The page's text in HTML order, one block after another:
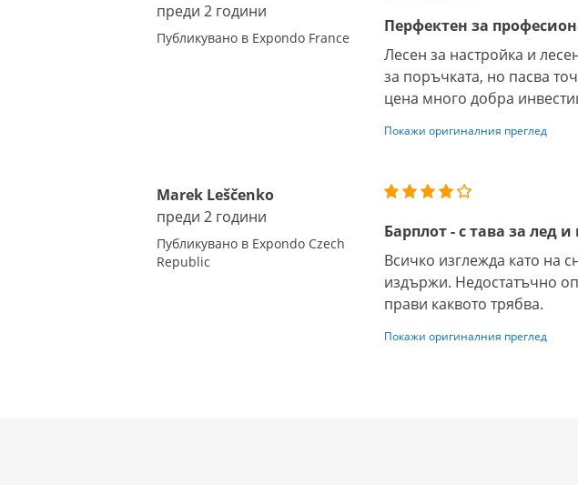
преди 2 години
Публикувано в Expondo France
Перфектен за
Лесен за настройка и
за поръчката, но пасва
цена много добра
Покажи оригиналния преглед
Marek Leščenko
преди 2 години
Публикувано в Expondo Czech
Republic
Барплот - с тава за лед
Всичко изглежда като на
издържи. Недостатъчно
прави каквото трябва.
Покажи оригиналния преглед